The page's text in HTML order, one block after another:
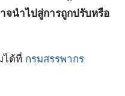
จนำไปสู่การถูกปรับหรือ
ได้ที่ กรมสรรพากร